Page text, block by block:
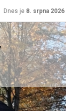
Dnes je 8. srpna 2026